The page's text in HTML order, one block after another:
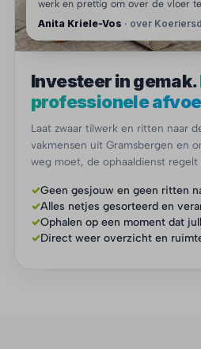
werk en prettig om over de vloer
Anita Kriele-Vos · over
Investeer in gemak.
professionele
Laat zwaar tilwerk en ritten naar
vakmensen uit Gramsbergen en
weg moet, de ophaaldienst regelt
✓Geen gesjouw en geen ritten
✓Alles netjes gesorteerd en
✓Ophalen op een moment dat
✓Direct weer overzicht en